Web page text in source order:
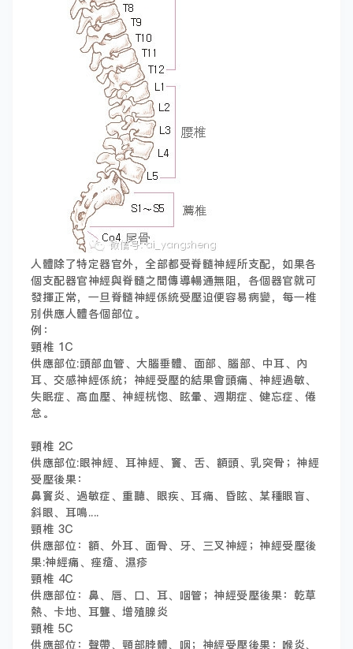
人體除了特定器官外，全部都受脊髓神經所支配，如果各
個支配器官神經與脊髓之間傳導暢通無阻，各個器官就可
發揮正常，一旦脊髓神經係統受壓迫便容易病變，每一椎
別供應人體各個部位。
例：
頸椎 1C
供應部位:頭部血管、大腦垂體、面部、腦部、中耳、內
耳、交感神經係統；神經受壓的結果會頭痛、神經過敏、
失眠症、高血壓、神經桄惚、眩暈、週期症、健忘症、倦
怠。
頸椎 2C
供應部位:眼神經、耳神經、竇、舌、額頭、乳突骨；神經
受壓後果：
鼻竇炎、過敏症、重聽、眼疾、耳痛、昏眩、某種眼盲、
斜眼、耳鳴....
頸椎 3C
供應部位：額、外耳、面骨、牙、三叉神經；神經受壓後
果:神經痛、痤瘡、濕疹
頸椎 4C
供應部位：鼻、唇、口、耳、咽管；神經受壓後果：乾草
熱、卡地、耳聾、增殖腺炎
頸椎 5C
供應部位：聲帶、頸部脖體、咽；神經受壓後果：喉炎、